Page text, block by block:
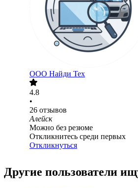
ООО Найди Тех
4.8
•
26 отзывов
Алейск
Можно без резюме
Откликнитесь среди первых
Откликнуться
Другие пользователи